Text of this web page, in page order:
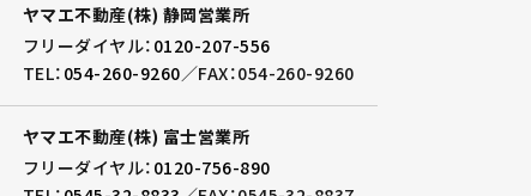
ヤマエ不動産(株) 静岡営業所
フリーダイヤル： 0120-207-556
TEL： 054-260-9260／FAX：054-260-9260
ヤマエ不動産(株) 富士営業所
フリーダイヤル： 0120-756-890